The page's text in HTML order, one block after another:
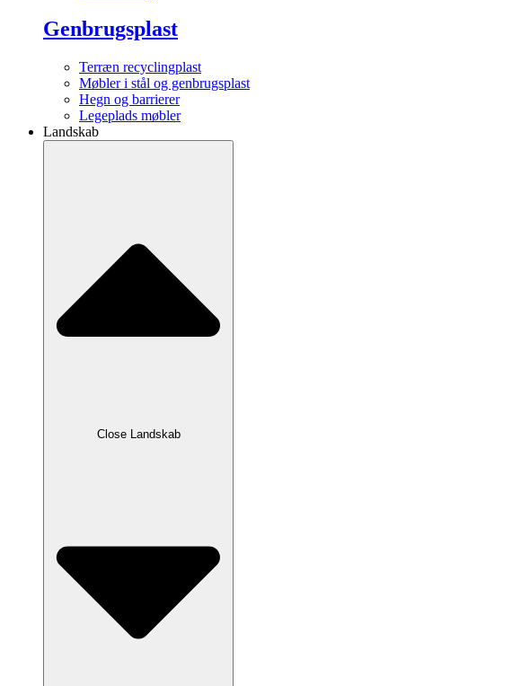
Genbrugsplast
Terræn recyclingplast
Møbler i stål og genbrugsplast
Hegn og barrierer
Legeplads møbler
Landskab
Close Landskab